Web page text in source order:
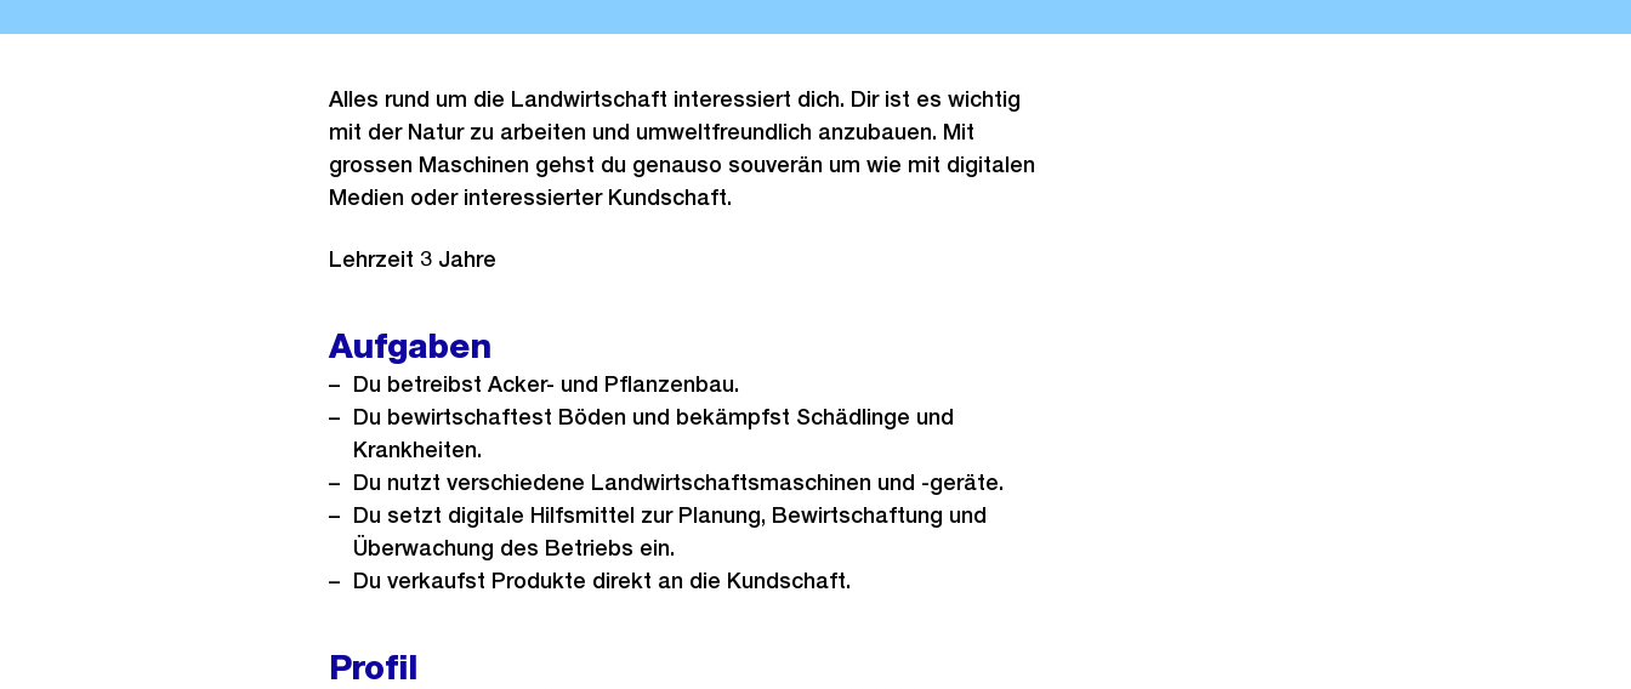
Alles rund um die Landwirtschaft interessiert dich. Dir ist es wichtig
mit der Natur zu arbeiten und umweltfreundlich anzubauen. Mit
grossen Maschinen gehst du genauso souverän um wie mit digitalen
Medien oder interessierter Kundschaft.
Lehrzeit 3 Jahre
Aufgaben
Du betreibst Acker- und Pflanzenbau.
Du bewirtschaftest Böden und bekämpfst Schädlinge und
Krankheiten.
Du nutzt verschiedene Landwirtschaftsmaschinen und -geräte.
Du setzt digitale Hilfsmittel zur Planung, Bewirtschaftung und
Überwachung des Betriebs ein.
Du verkaufst Produkte direkt an die Kundschaft.
Profil